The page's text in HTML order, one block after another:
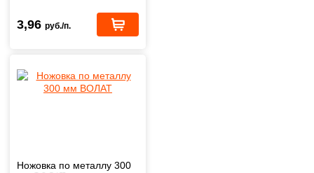
3,96 руб./п.
Ножовка по металлу 300